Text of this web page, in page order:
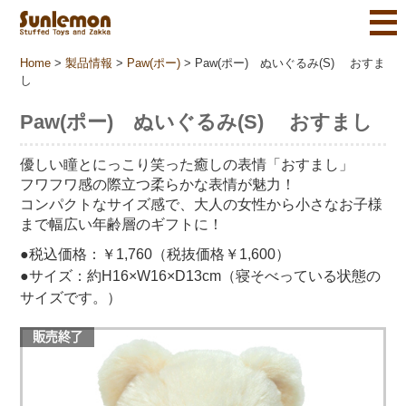
Home >製品情報 > Paw(ポー) > Paw(ポー) ぬいぐるみ(S) おすま
し
Paw(ポー) ぬいぐるみ(S) おすまし
優しい瞳とにっこり笑った癒しの表情「おすまし」
フワフワ感の際立つ柔らかな表情が魅力！
コンパクトなサイズ感で、大人の女性から小さなお子様
まで幅広い年齢層のギフトに！
●税込価格：￥1,760（税抜価格￥1,600）
●サイズ：約H16×W16×D13cm（寝そべっている状態の
サイズです。）